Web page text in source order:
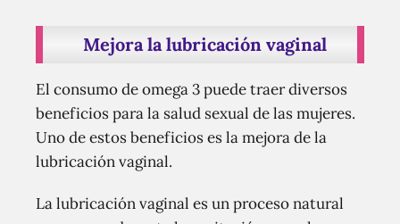
Mejora la lubricación vaginal
El consumo de omega 3 puede traer diversos
beneficios para la salud sexual de las mujeres.
Uno de estos beneficios es la mejora de la
lubricación vaginal.
La lubricación vaginal es un proceso natural